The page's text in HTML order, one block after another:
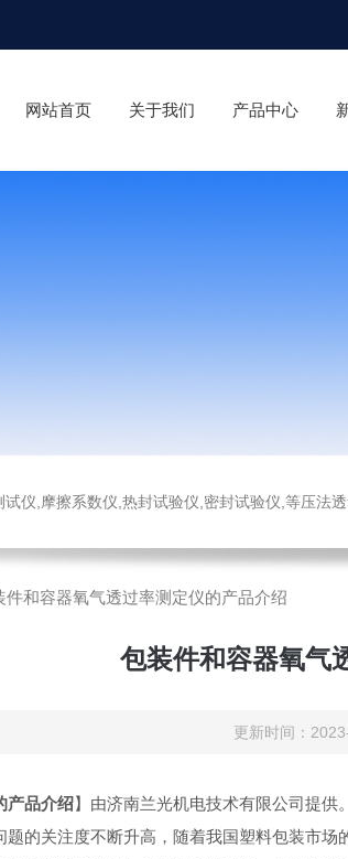
网站首页 关于我们 产品中心
擦系数仪,热封试验仪,密封试验仪,等压法透氧仪,电子拉力
件和容器氧气透过率测定仪的产品介绍
包装件和容器氧气
更新时间：
产品介绍】由济南兰光机电技术有限公司提供。
的关注度不断升高，随着我国塑料包装市